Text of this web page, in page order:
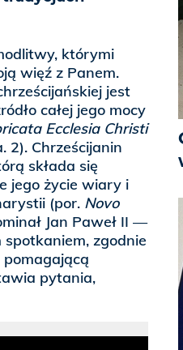
którymi
więź z Panem.
jest
całej jego mocy
Ecclesia Christi
2). Chrześcijanin
składa się
jego życie wiary i
(por. Novo
Jan Paweł II —
spotkaniem, zgodnie
pomagającą
pytania,